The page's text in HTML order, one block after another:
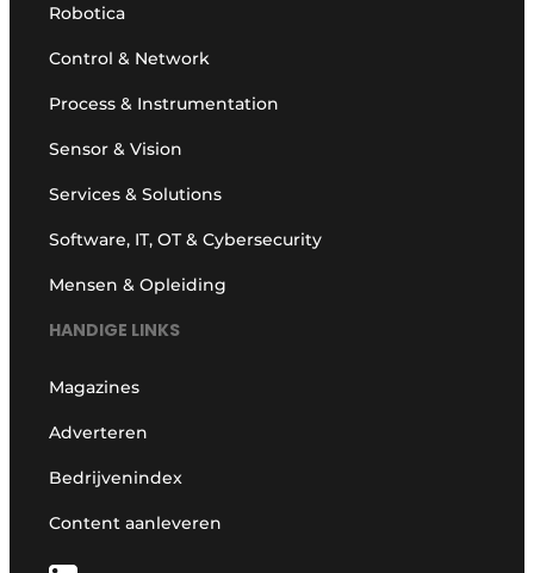
Robotica
Control & Network
Process & Instrumentation
Sensor & Vision
Services & Solutions
Software, IT, OT & Cybersecurity
Mensen & Opleiding
HANDIGE LINKS
Magazines
Adverteren
Bedrijvenindex
Content aanleveren